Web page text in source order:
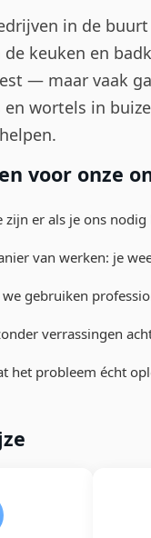
in de
keuken en
— maar vaak
wortels in
voor onze
zijn er als je ons
van werken: je
gebruiken
verrassingen
het probleem écht